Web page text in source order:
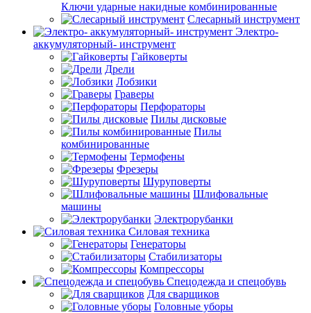
Ключи ударные накидные комбинированные
Слесарный инструмент
Электро-
аккумуляторный- инструмент
Гайковерты
Дрели
Лобзики
Граверы
Перфораторы
Пилы дисковые
Пилы
комбинированные
Термофены
Фрезеры
Шуруповерты
Шлифовальные
машины
Электрорубанки
Силовая техника
Генераторы
Стабилизаторы
Компрессоры
Спецодежда и спецобувь
Для сварщиков
Головные уборы